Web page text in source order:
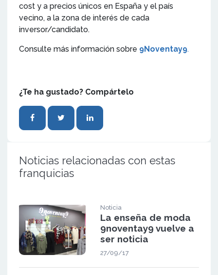
cost y a precios únicos en España y el país
vecino, a la zona de interés de cada
inversor/candidato.
Consulte más información sobre 9Noventay9.
¿Te ha gustado? Compártelo
Noticias relacionadas con estas
franquicias
Noticia
La enseña de moda
9noventay9 vuelve a
ser noticia
27/09/17